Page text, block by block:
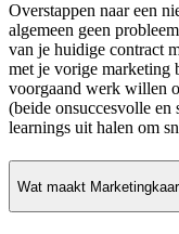
Overstappen naar een
algemeen geen
van je huidige contract
met je vorige marketing
voorgaand werk willen
(beide onsuccesvolle
learnings uit halen om
Wat maakt